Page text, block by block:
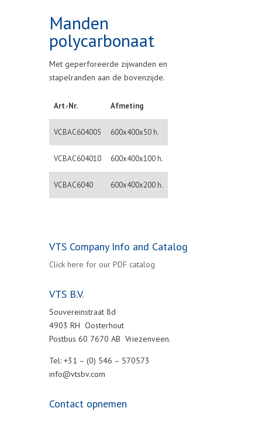
Manden
polycarbonaat
Met geperforeerde zijwanden en
stapelranden aan de bovenzijde.
Art.-Nr. Afmeting
VCBAC604005 600x400x50 h.
VCBAC604010 600x400x100 h.
VCBAC6040 600x400x200 h.
VTS Company Info and Catalog
Click here for our PDF catalog
VTS B.V.
Souvereinstraat 8d
4903 RH Oosterhout
Postbus 60 7670 AB Vriezenveen.
Tel: +31 – (0) 546 – 570573
info@vtsbv.com
Contact opnemen